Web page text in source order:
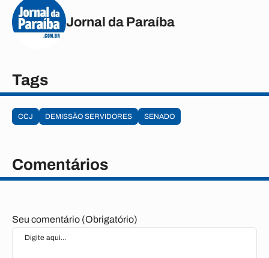
Jornal da Paraíba
Tags
CCJ DEMISSÃO SERVIDORES SENADO
Comentários
Seu comentário (Obrigatório)